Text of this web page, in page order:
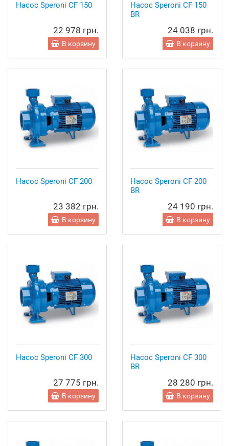
Насос Speroni CF 150
22 978 грн.
В корзину
Насос Speroni CF 150
BR
24 038 грн.
В корзину
Насос Speroni CF 200
23 382 грн.
В корзину
Насос Speroni CF 200
BR
24 190 грн.
В корзину
Насос Speroni CF 300
27 775 грн.
В корзину
Насос Speroni CF 300
BR
28 280 грн.
В корзину